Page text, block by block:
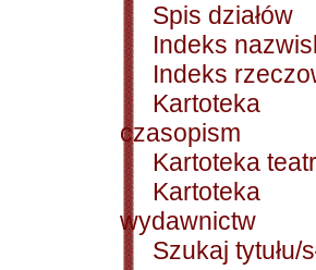
Spis działów
Indeks
Indeks
Kartoteka
czasopism
Kartoteka
Kartoteka
wydawnictw
Szukaj tytułu/